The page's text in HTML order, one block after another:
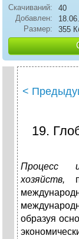
Скачиваний:
40
Добавлен:
Размер:
355
<
19.
Процесс
хозяйств,
образуя